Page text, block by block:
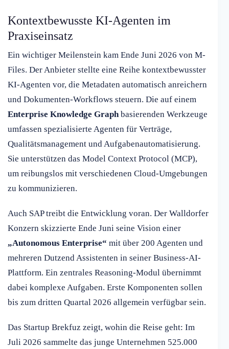
Kontextbewusste KI-Agenten im
Praxiseinsatz
Ein wichtiger Meilenstein kam Ende Juni 2026 von M-
Files. Der Anbieter stellte eine Reihe kontextbewusster
KI-Agenten vor, die Metadaten automatisch anreichern
und Dokumenten-Workflows steuern. Die auf einem
Enterprise Knowledge Graphbasierenden Werkzeuge
umfassen spezialisierte Agenten für Verträge,
Qualitätsmanagement und Aufgabenautomatisierung.
Sie unterstützen das Model Context Protocol (MCP),
um reibungslos mit verschiedenen Cloud-Umgebungen
zu kommunizieren.
Auch SAP treibt die Entwicklung voran. Der Walldorfer
Konzern skizzierte Ende Juni seine Vision einer
„Autonomous Enterprise“ mit über 200 Agenten und
mehreren Dutzend Assistenten in seiner Business-AI-
Plattform. Ein zentrales Reasoning-Modul übernimmt
dabei komplexe Aufgaben. Erste Komponenten sollen
bis zum dritten Quartal 2026 allgemein verfügbar sein.
Das Startup Brekfuz zeigt, wohin die Reise geht: Im
Juli 2026 sammelte das junge Unternehmen 525.000